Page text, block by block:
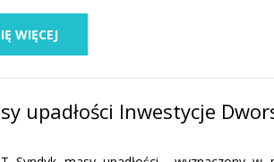
WIĘCEJ
upadłości Inwestycje